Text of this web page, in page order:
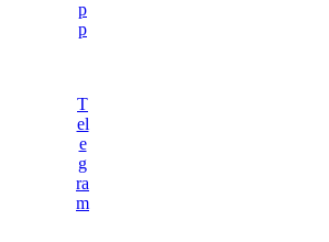
p
p
T
el
e
g
ra
m